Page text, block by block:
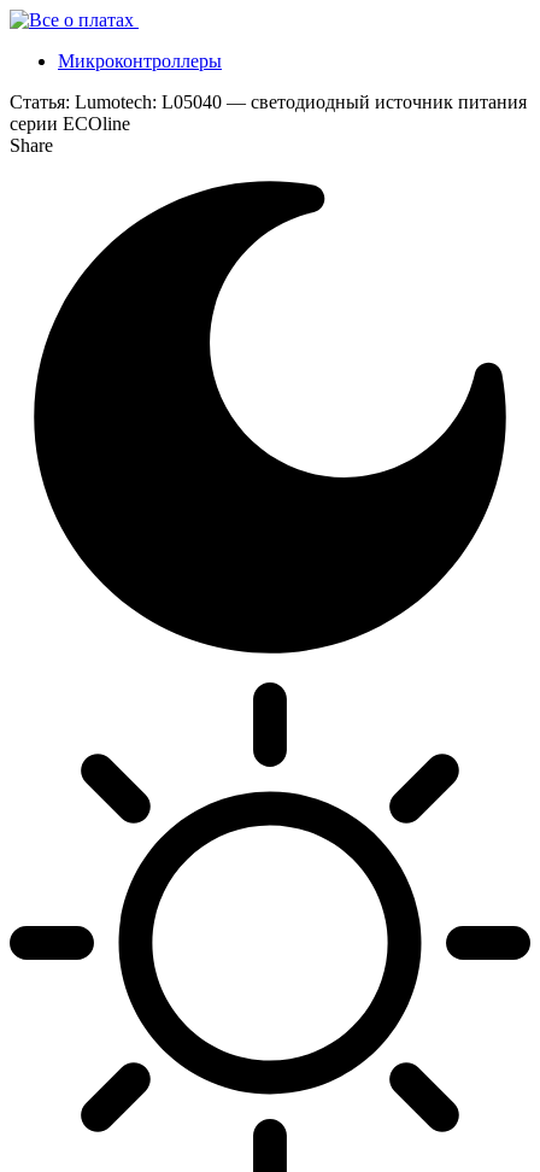
Микроконтроллеры
Статья: Lumotech: L05040 — светодиодный источник питания
серии ECOline
Share